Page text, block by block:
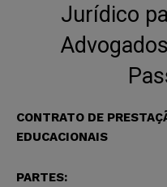
Jurídico
CONTRATO DE
EDUCACIONAIS
PARTES: